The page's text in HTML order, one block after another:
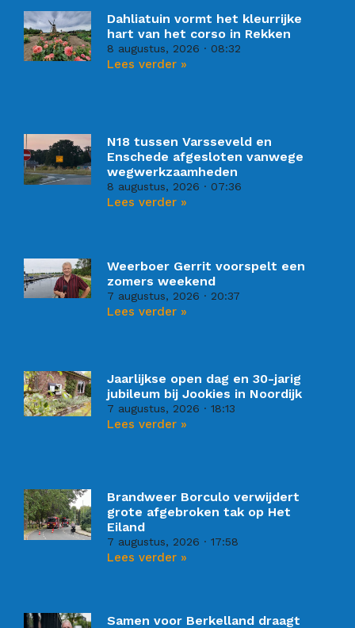
Dahliatuin vormt het kleurrijke
hart van het corso in Rekken
8 augustus, 2026 08:32
Lees verder »
N18 tussen Varsseveld en
Enschede afgesloten vanwege
wegwerkzaamheden
8 augustus, 2026 07:36
Lees verder »
Weerboer Gerrit voorspelt een
zomers weekend
7 augustus, 2026 20:37
Lees verder »
Jaarlijkse open dag en 30-jarig
jubileum bij Jookies in Noordijk
7 augustus, 2026 18:13
Lees verder »
Brandweer Borculo verwijdert
grote afgebroken tak op Het
Eiland
7 augustus, 2026 17:58
Lees verder »
Samen voor Berkelland draagt